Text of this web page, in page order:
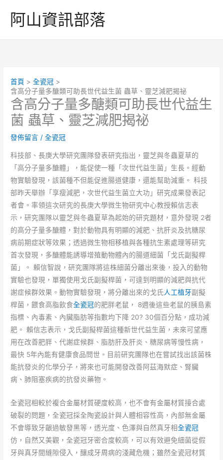
阿山資訊部落
首頁
全瓷冠
含高分子量多醣類可助長世代益生菌 蟲草、靈芝減肥揭祕
含高分子量多醣類可助長世代益生
菌 蟲草、靈芝減肥揭祕
發佈留言 /全瓷冠
科技部、長庚大學研究團隊發表研究指出，靈芝與冬蟲夏草的
「高分子量多醣體」，能促使一種「次世代益生菌」生長。經動
物實驗發現，該菌種不但能促進腸道健康，還能幫助減重。 科技
部昨天舉辦「享瘦減肥，次世代益生菌立大功」研究成果發表記
者會。率領這次研究的長庚大學微生物研究中心教授賴信志表
示，研究團隊以靈芝與冬蟲夏草為起始的研究題材，意外發現 2者
的高分子量多醣體，對於動物具有明顯的減肥、抗肝炎及抗糖尿
病前期症狀等效果；透過微生物相移植與各種抗生素處理等研究
首次發現，多醣體能誘導增殖動物體內的腸道細菌「戈氏副擬桿
菌」。 賴信智說，研究團隊將這株細菌分離出來後，投入的動物
實驗也發現，單獨使用戈氏副擬桿菌，可達到明顯的減肥與抗代
謝症候群效果。動物實驗發現，將分離出來的戈氏人工植牙副擬
桿菌，餵食高脂飲食全瓷冠的肥胖老鼠， 8週後這些老鼠的胰島素
指標、內毒素、內臟脂肪等指數均下降 20? 30個百分點，成功減
肥。 賴信志表示，戈氏副擬桿菌這種新世代益生菌，未來可望應
用在改善肥胖、代謝症候群、脂肪肝及肝炎、糖尿病等慢性病，
最快 5年內能有健康食品問世。目前研究團隊也在嘗試找出該菌株
能抗發炎的化學分子，將來也可能開發改善阿茲海默症、腎臟
病、肺阻塞疾病的抗發炎藥物。
全瓷冠相較於複合金屬材質硬度較高，也不會有金屬材質接合處
破裂的問題，全瓷冠採全陶瓷設計與人體相容性高，內部無金屬
不會導致牙齦過敏發黑等，透光度、色澤與自然真牙相全瓷冠
仿，自然又美觀，全瓷冠牙密合度較高，可以有效避免細菌從假
牙與真牙間縫隙侵入，釀成牙周病的淺藏危機；雖然全瓷冠材質